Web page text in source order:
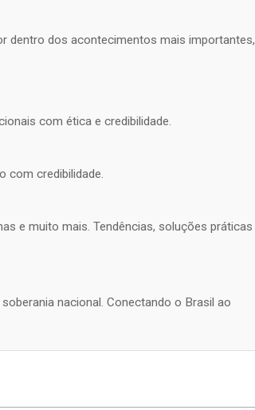
dentro dos acontecimentos mais importantes,
com ética e credibilidade.
com credibilidade.
e muito mais. Tendências, soluções práticas
nacional. Conectando o Brasil ao